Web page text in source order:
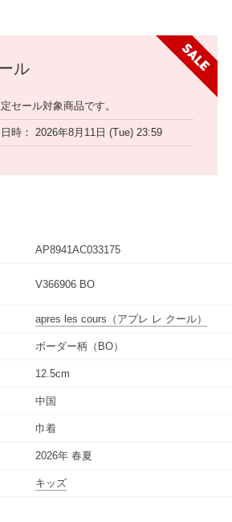
ル
セール対象商品です。
時 2026年8月11日 (Tue) 23:59
AP8941AC033175
V366906 BO
apres les cours （アプレ レ クール）
ボーダー柄（BO）
12.5cm
中国
巾着
2026年 春夏
キッズ